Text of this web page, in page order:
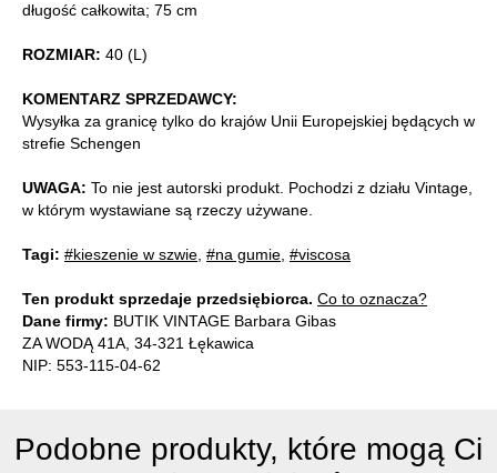
długość całkowita; 75 cm
ROZMIAR: 40 (L)
KOMENTARZ SPRZEDAWCY:
Wysyłka za granicę tylko do krajów Unii Europejskiej będących w
strefie Schengen
UWAGA: To nie jest autorski produkt. Pochodzi z działu Vintage,
w którym wystawiane są rzeczy używane.
Tagi: #kieszenie w szwie #na gumie #viscosa
Ten produkt sprzedaje przedsiębiorca. Co to oznacza?
Dane firmy: BUTIK VINTAGE Barbara Gibas
ZA WODĄ 41A, 34-321 Łękawica
NIP: 553-115-04-62
Podobne produkty, które mogą Ci